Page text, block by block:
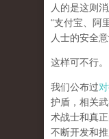
人的是这则
“支付宝、阿
人士的安全
这样可不行。
我们公布过
护盾，相关
术战士和真
不断开发和